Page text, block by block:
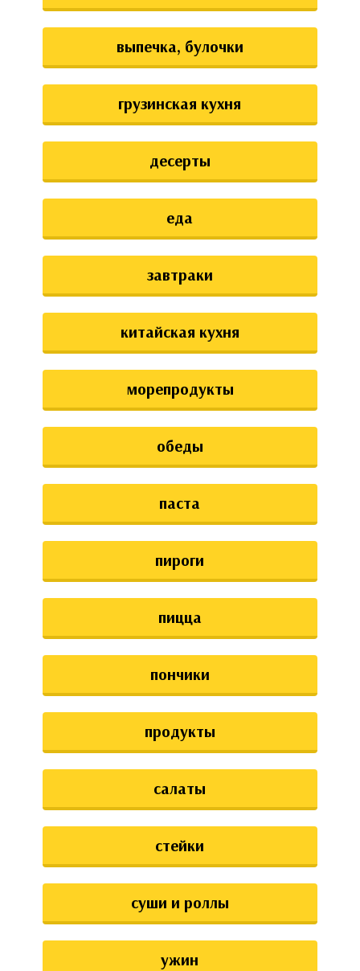
выпечка, булочки
грузинская кухня
десерты
еда
завтраки
китайская кухня
морепродукты
обеды
паста
пироги
пицца
пончики
продукты
салаты
стейки
суши и роллы
ужин